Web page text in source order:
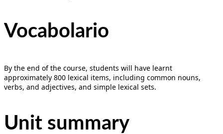
Vocabolario
By the end of the course, students will have learnt
approximately 800 lexical items, including common nouns,
verbs, and adjectives, and simple lexical sets.
Unit summary